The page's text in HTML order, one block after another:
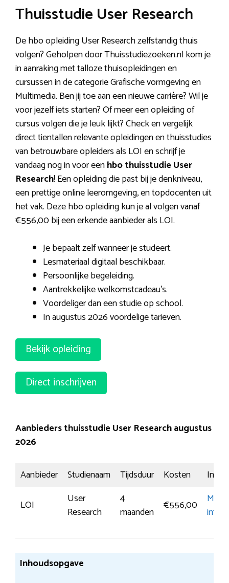
Thuisstudie User Research
De hbo opleiding User Research zelfstandig thuis
volgen? Geholpen door Thuisstudiezoeken.nl kom je
in aanraking met talloze thuisopleidingen en
cursussen in de categorie Grafische vormgeving en
Multimedia. Ben jij toe aan een nieuwe carrière? Wil je
voor jezelf iets starten? Of meer een opleiding of
cursus volgen die je leuk lijkt? Check en vergelijk
direct tientallen relevante opleidingen en thuisstudies
van betrouwbare opleiders als LOI en schrijf je
vandaag nog in voor eenhbo thuisstudie User
Research! Een opleiding die past bij je denkniveau,
een prettige online leeromgeving, en topdocenten uit
het vak. Deze hbo opleiding kun je al volgen vanaf
€556,00 bij een erkende aanbieder als LOI.
Je bepaalt zelf wanneer je studeert.
Lesmateriaal digitaal beschikbaar.
Persoonlijke begeleiding.
Aantrekkelijke welkomstcadeau’s.
Voordeliger dan een studie op school.
In augustus 2026 voordelige tarieven.
Bekijk opleiding
Direct inschrijven
Aanbieders thuisstudie User Research augustus
2026
Aanbieder Studienaam Tijdsduur Kosten
LOI
User
Research
4
maanden
€556,00
Meer
Inhoudsopgave